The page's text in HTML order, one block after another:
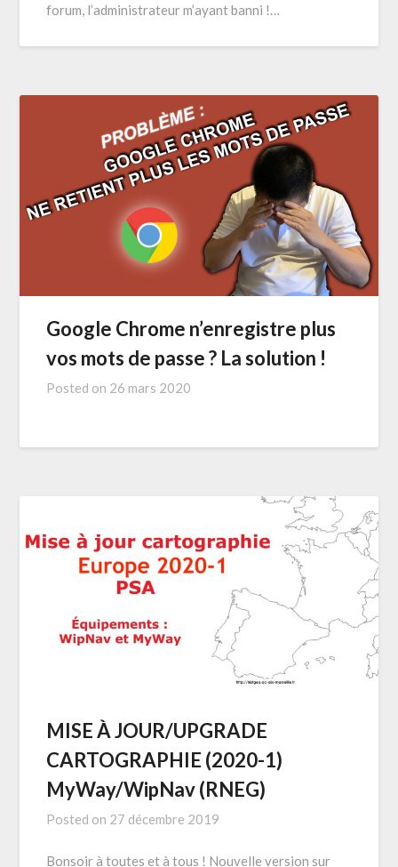
forum, l’administrateur m’ayant banni !…
Google Chrome n’enregistre plus
vos mots de passe ? La solution !
Posted on 26 mars 2020
MISE À JOUR/UPGRADE
CARTOGRAPHIE (2020-1)
MyWay/WipNav (RNEG)
Posted on 27 décembre 2019
Bonsoir à toutes et à tous ! Nouvelle version sur